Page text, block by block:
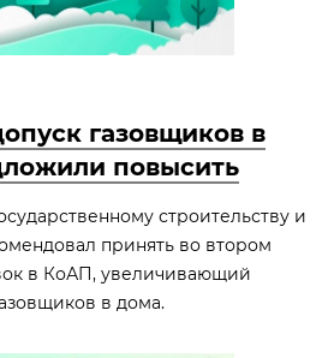
газовщиков в
повысить
строительству и
принять во втором
в КоАП, увеличивающий
в дома.